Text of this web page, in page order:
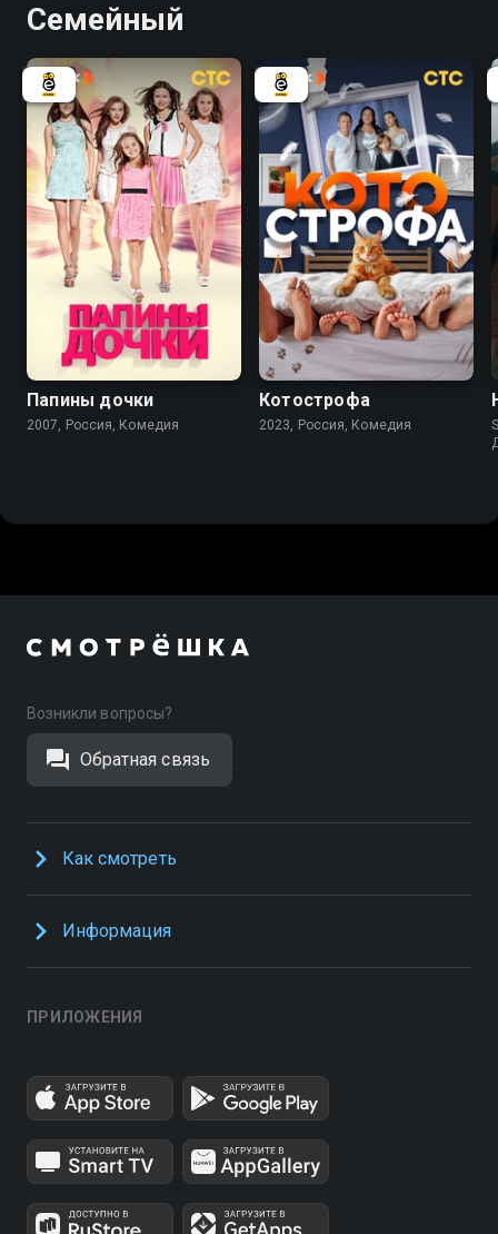
Семейный
5.9
Папины дочки
2007, Россия, Комедия
8.0
Котострофа
2023, Россия, Комедия
Возникли вопросы?
Обратная связь
Как смотреть
Информация
ПРИЛОЖЕНИЯ